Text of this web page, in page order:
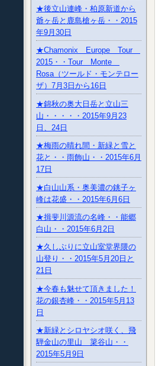
★後立山連峰・柏原新道から
爺ヶ岳と鹿島槍ヶ岳・・2015
年9月30日
★Chamonix Europe Tour
2015・・Tour Monte
Rosa（ツールド・モンテロー
ザ）7月3日から16日
★錦秋の奥大日岳と立山三
山・・・・・2015年9月23
日、24日
★梅雨の晴れ間・新緑と雪と
花と・・雨飾山・・2015年6月
17日
★白山山系・奥美濃の銚子ヶ
峰は花盛・・2015年6月6日
★揖斐川源流の名峰・・能郷
白山・・2015年6月2日
★久しぶりに立山室堂界隈の
山登り・・2015年5月20日と
21日
★今春も魅せて頂きました！
花の銀杏峰・・2015年5月13
日
★新緑とシロヤシオ咲く、飛
騨金山の里山 簗谷山・・
2015年5月9日